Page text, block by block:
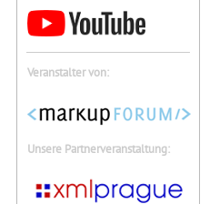
Veranstalter von:
Unsere Partnerveranstaltung: